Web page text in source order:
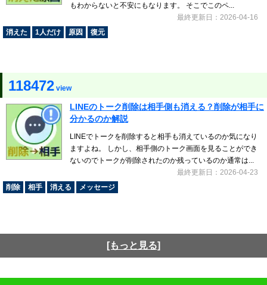
もわからないと不安にもなります。 そこでこのペ...
最終更新日：2026-04-16
消えた
1人だけ 原因 復元
118472 view
LINEのトーク削除は相手側も消える？削除が相手に
分かるのか解説
LINEでトークを削除すると相手も消えているのか気になり
ますよね。 しかし、相手側のトーク画面を見ることができ
ないのでトークが削除されたのか残っているのか通常は...
最終更新日：2026-04-23
削除
相手 消える メッセージ
[もっと見る]